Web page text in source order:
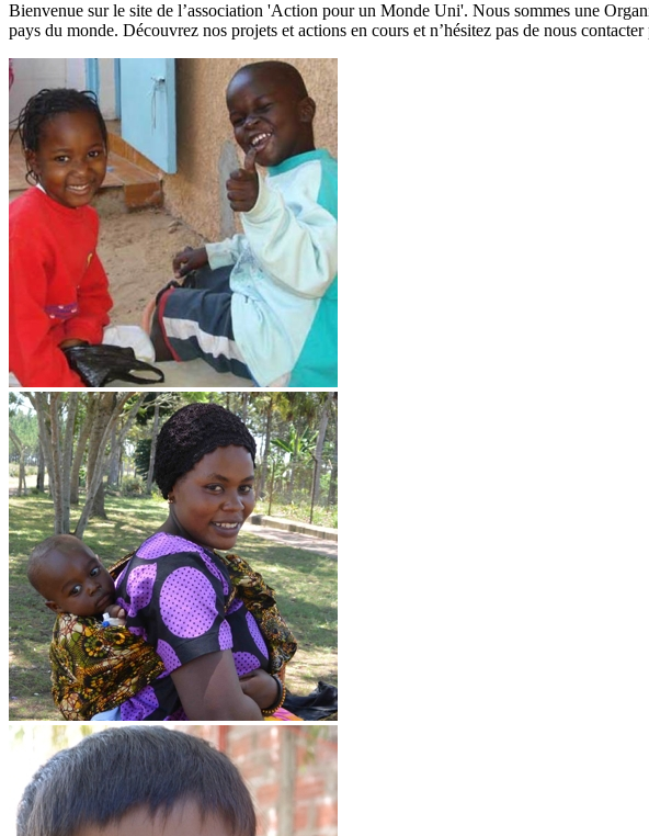
Bienvenue sur le site de l’association 'Action pour un Monde Uni'. Nous sommes une
pays du monde. Découvrez nos projets et actions en cours et n’hésitez pas de nous